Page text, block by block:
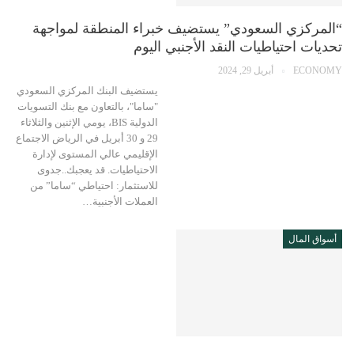
“المركزي السعودي” يستضيف خبراء المنطقة لمواجهة
تحديات احتياطيات النقد الأجنبي اليوم
ECONOMY أبريل 29, 2024
يستضيف البنك المركزي السعودي
"ساما"، بالتعاون مع بنك التسويات
الدولية BIS، يومي الإثنين والثلاثاء
29 و 30 أبريل في الرياض الاجتماع
الإقليمي عالي المستوى لإدارة
الاحتياطيات. قد يعجبك..جدوى
للاستثمار: احتياطي “ساما” من
العملات الأجنبية…
أسواق المال